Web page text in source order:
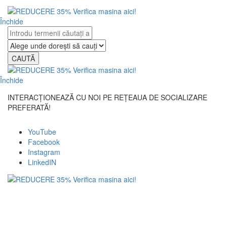
Închide
CAUTĂ
Închide
INTERACȚIONEAZĂ CU NOI PE REȚEAUA DE SOCIALIZARE
PREFERATĂ!
YouTube
Facebook
Instagram
LinkedIN